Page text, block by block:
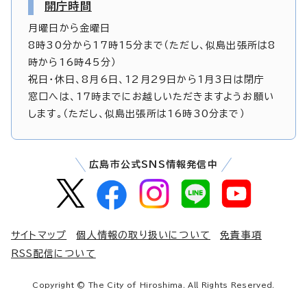
開庁時間
月曜日から金曜日
8時30分から17時15分まで（ただし、似島出張所は8
時から16時45分）
祝日・休日、8月6日、12月29日から1月3日は閉庁
窓口へは、17時までにお越しいただきますようお願い
します。（ただし、似島出張所は16時30分まで）
広島市公式SNS情報発信中
サイトマップ 個人情報の取り扱いについて
免責事項
RSS配信について
Copyright © The City of Hiroshima. All Rights Reserved.